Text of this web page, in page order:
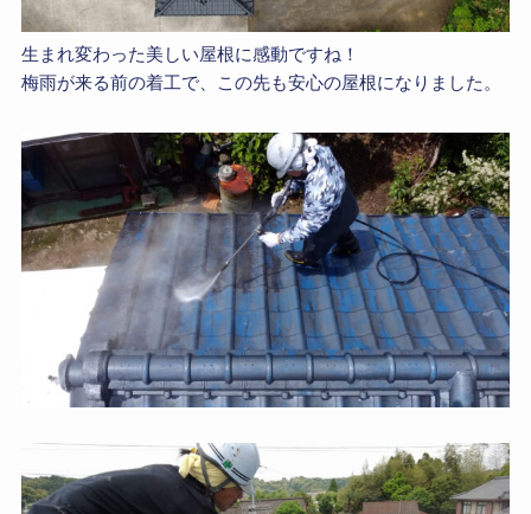
生まれ変わった美しい屋根に感動ですね！
梅雨が来る前の着工で、この先も安心の屋根になりました。